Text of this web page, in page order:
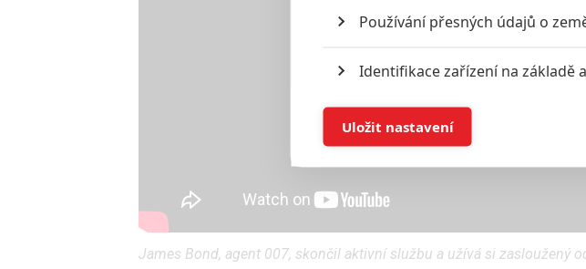
James Bond, agent 007, skončil aktivní službu a užívá si zasloužený
Používání přesných údajů o
Identifikace zařízení na základě
Ukládání a/nebo přístup k
Reklama založená na
Uložit nastavení